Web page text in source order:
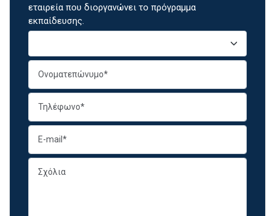
εταιρεία που διοργανώνει το πρόγραμμα
εκπαίδευσης.